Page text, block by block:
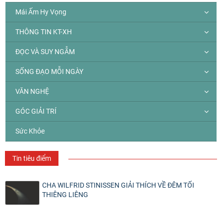
Mái Ấm Hy Vọng
THÔNG TIN KT-XH
ĐỌC VÀ SUY NGẪM
SỐNG ĐẠO MỖI NGÀY
VĂN NGHỆ
GÓC GIẢI TRÍ
Sức Khỏe
Tin tiêu điểm
CHA WILFRID STINISSEN GIẢI THÍCH VỀ ĐÊM TỐI
THIÊNG LIÊNG